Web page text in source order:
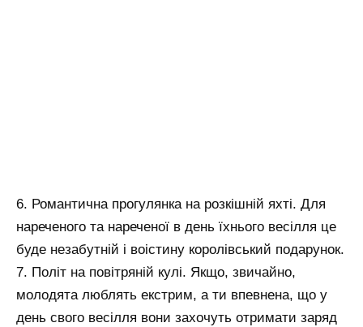
6. Романтична прогулянка на розкішній яхті. Для
нареченого та нареченої в день їхнього весілля це
буде незабутній і воістину королівський подарунок.
7. Політ на повітряній кулі. Якщо, звичайно,
молодята люблять екстрим, а ти впевнена, що у
день свого весілля вони захочуть отримати заряд